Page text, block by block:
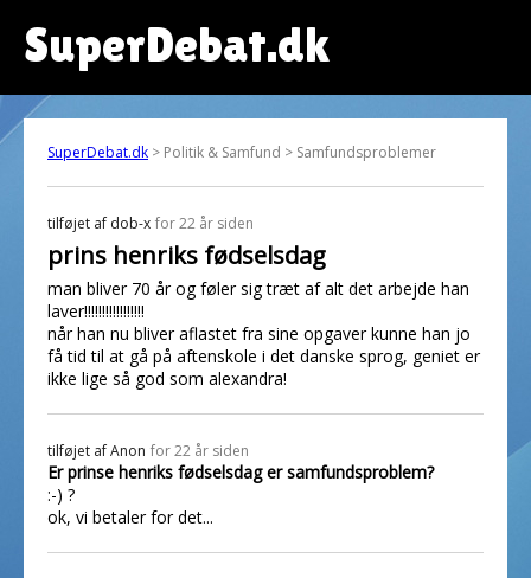
SuperDebat.dk
SuperDebat.dk > Politik & Samfund > Samfundsproblemer
tilføjet af dob-x for 22 år siden
prins henriks fødselsdag
man bliver 70 år og føler sig træt af alt det arbejde han
laver!!!!!!!!!!!!!!!!!
når han nu bliver aflastet fra sine opgaver kunne han jo
få tid til at gå på aftenskole i det danske sprog, geniet er
ikke lige så god som alexandra!
tilføjet afAnon for 22 år siden
Er prinse henriks fødselsdag er samfundsproblem?
:-) ?
ok, vi betaler for det...